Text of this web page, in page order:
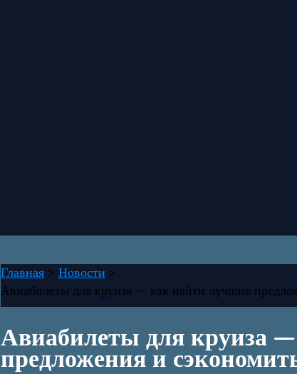
Главная
Новости
Авиабилеты для круиза — как найти лучшие
Авиабилеты для круиза
предложения и